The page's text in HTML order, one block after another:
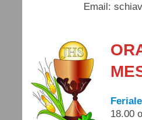
Email:
Feriale
18.00